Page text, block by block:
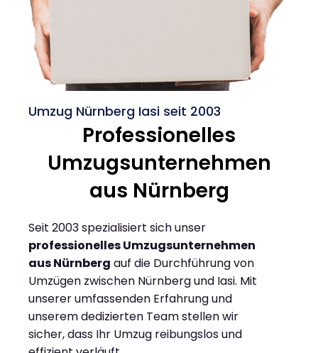
Umzug Nürnberg Iasi seit 2003
Professionelles
Umzugsunternehmen
aus Nürnberg
Seit 2003 spezialisiert sich unser
professionelles Umzugsunternehmen
aus Nürnberg auf die Durchführung von
Umzügen zwischen Nürnberg und Iasi. Mit
unserer umfassenden Erfahrung und
unserem dedizierten Team stellen wir
sicher, dass Ihr Umzug reibungslos und